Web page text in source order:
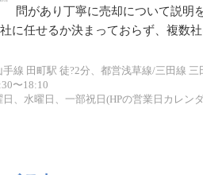
問があり丁寧に売却について説明
に任せるか決まっておらず、複数
線 田町駅 徒?2分、都営浅草線/三田線 三
〜18:10
日、水曜日、一部祝日(HPの営業日カレン